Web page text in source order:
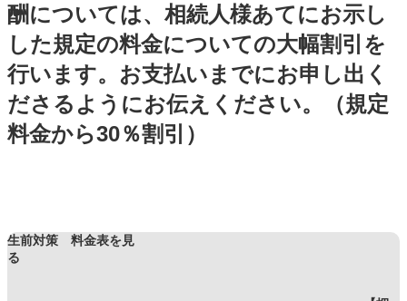
酬については、相続人様あてにお示し
した規定の料金についての大幅割引を
行います。お支払いまでにお申し出く
ださるようにお伝えください。（規定
料金から30％割引）
生前対策 料金表を見
る